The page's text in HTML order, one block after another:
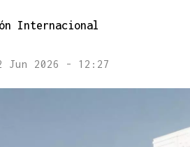
Internacional
Jun 2026 - 12:27